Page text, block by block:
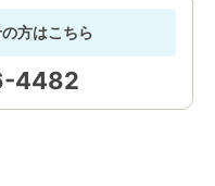
方はこちら
4482